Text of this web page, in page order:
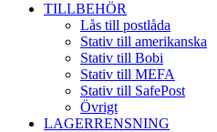
TILLBEHÖR
Lås till postlåda
Stativ till amerikanska
Stativ till Bobi
Stativ till MEFA
Stativ till SafePost
Övrigt
LAGERRENSNING